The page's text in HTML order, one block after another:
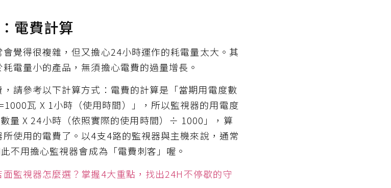
電費計算
覺得很複雜，但又擔心24小時運作的耗電量太大。其
電量小的產品，無須擔心電費的過量增長。
請參考以下計算方式：電費的計算是「當期用電度數
瓦 X 1小時（使用時間）」，所以監視器的用電度
量 X 24小時（依照實際的使用時間）÷ 1000」，算
使用的電費了。以4支4路的監視器與主機來說，通常
不用擔心監視器會成為「電費刺客」喔。
面監視器怎麼選？掌握4大重點，找出24H不停歇的守